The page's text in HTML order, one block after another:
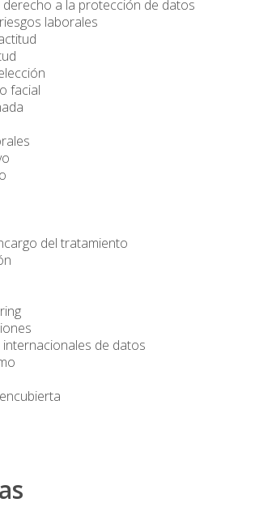
derecho a la protección de datos
laborales
facial
del tratamiento
de datos